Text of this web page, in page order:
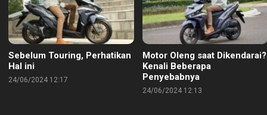
Sebelum Touring, Perhatikan
Hal ini
24/06/2024 12:17
Motor Oleng saat Dikendarai?
Kenali Beberapa
Penyebabnya
24/06/2024 12:13